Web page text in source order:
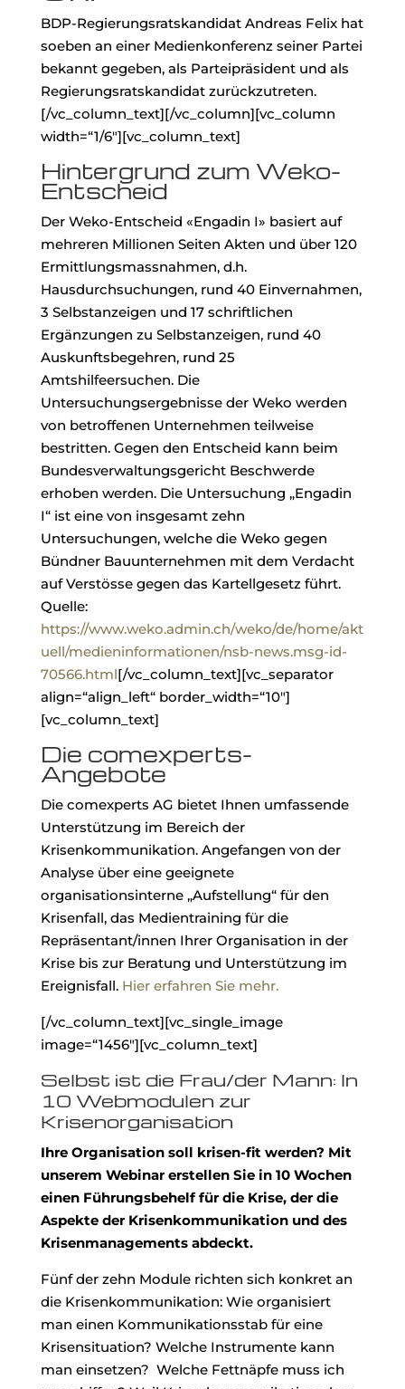
BDP-Regierungsratskandidat Andreas Felix hat
soeben an einer Medienkonferenz seiner Partei
bekannt gegeben, als Parteipräsident und als
Regierungsratskandidat zurückzutreten.
[/vc_column_text][/vc_column][vc_column
width=“1/6″][vc_column_text]
Hintergrund zum Weko-
Entscheid
Der Weko-Entscheid «Engadin I» basiert auf
mehreren Millionen Seiten Akten und über 120
Ermittlungsmassnahmen, d.h.
Hausdurchsuchungen, rund 40 Einvernahmen,
3 Selbstanzeigen und 17 schriftlichen
Ergänzungen zu Selbstanzeigen, rund 40
Auskunftsbegehren, rund 25
Amtshilfeersuchen. Die
Untersuchungsergebnisse der Weko werden
von betroffenen Unternehmen teilweise
bestritten. Gegen den Entscheid kann beim
Bundesverwaltungsgericht Beschwerde
erhoben werden. Die Untersuchung „Engadin
I“ ist eine von insgesamt zehn
Untersuchungen, welche die Weko gegen
Bündner Bauunternehmen mit dem Verdacht
auf Verstösse gegen das Kartellgesetz führt.
Quelle:
https://www.weko.admin.ch/weko/de/home/akt
uell/medieninformationen/nsb-news.msg-id-
70566.html[/vc_column_text][vc_separator
align=“align_left“ border_width=“10″]
[vc_column_text]
Die comexperts-
Angebote
Die comexperts AG bietet Ihnen umfassende
Unterstützung im Bereich der
Krisenkommunikation. Angefangen von der
Analyse über eine geeignete
organisationsinterne „Aufstellung“ für den
Krisenfall, das Medientraining für die
Repräsentant/innen Ihrer Organisation in der
Krise bis zur Beratung und Unterstützung im
Ereignisfall. Hier erfahren Sie mehr.
[/vc_column_text][vc_single_image
image=“1456″][vc_column_text]
Selbst ist die Frau/der Mann: In
10 Webmodulen zur
Krisenorganisation
Ihre Organisation soll krisen-fit werden? Mit
unserem Webinar erstellen Sie in 10 Wochen
einen Führungsbehelf für die Krise, der die
Aspekte der Krisenkommunikation und des
Krisenmanagements abdeckt.
Fünf der zehn Module richten sich konkret an
die Krisenkommunikation: Wie organisiert
man einen Kommunikationsstab für eine
Krisensituation? Welche Instrumente kann
man einsetzen? Welche Fettnäpfe muss ich